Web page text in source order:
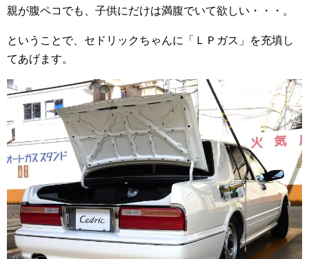
親が腹ペコでも、子供にだけは満腹でいて欲しい・・・。
ということで、セドリックちゃんに「ＬＰガス」を充填し
てあげます。